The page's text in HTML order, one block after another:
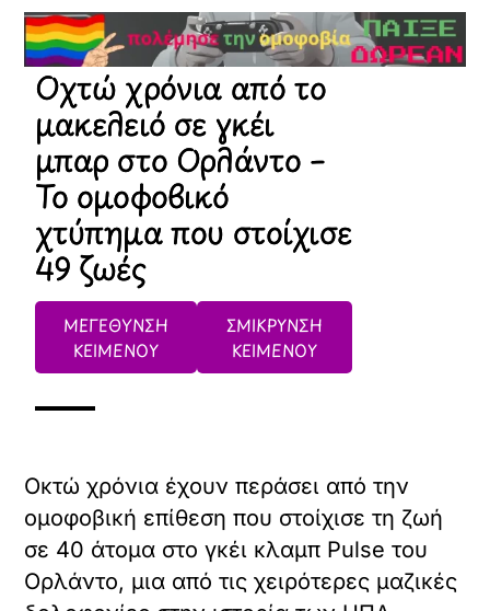
Οχτώ χρόνια από το
μακελειό σε γκέι
μπαρ στο Ορλάντο –
Το ομοφοβικό
χτύπημα που στοίχισε
49 ζωές
ΜΕΓΕΘΥΝΣΗ
ΚΕΙΜΕΝΟΥ
ΣΜΙΚΡΥΝΣΗ
ΚΕΙΜΕΝΟΥ
Οκτώ χρόνια έχουν περάσει από την
ομοφοβική επίθεση που στοίχισε τη ζωή
σε 40 άτομα στο γκέι κλαμπ Pulse του
Ορλάντο, μια από τις χειρότερες μαζικές